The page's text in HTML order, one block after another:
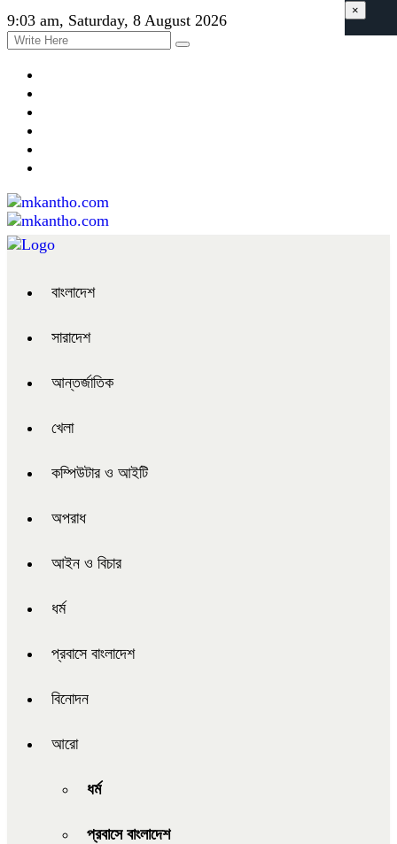
9:03 am, Saturday, 8 August 2026
বাংলাদেশ
সারাদেশ
আন্তর্জাতিক
খেলা
কম্পিউটার ও আইটি
অপরাধ
আইন ও বিচার
ধর্ম
প্রবাসে বাংলাদেশ
বিনোদন
আরো
ধর্ম
প্রবাসে বাংলাদেশ
×